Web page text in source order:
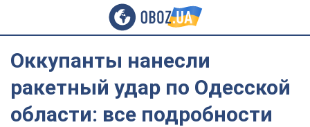
Оккупанты нанесли
ракетный удар по Одесской
области: все подробности